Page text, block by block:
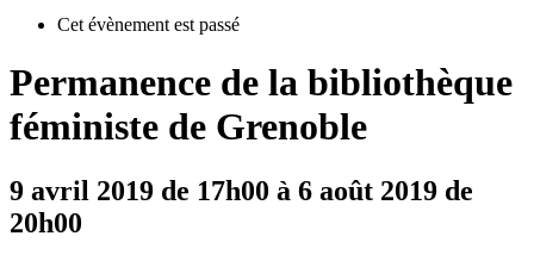
Cet évènement est passé
Permanence de la bibliothèque
féministe de Grenoble
9 avril 2019 de 17h00 à 6 août 2019 de
20h00